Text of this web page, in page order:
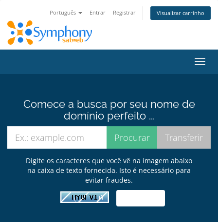
Português Entrar Registrar Visualizar carrinho
Comece a busca por seu nome de
domínio perfeito ...
Digite os caracteres que você vê na imagem abaixo
na caixa de texto fornecida. Isto é necessário para
evitar fraudes.